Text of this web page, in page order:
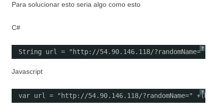
Para solucionar esto seria algo como esto
C#
?
String url = "http://54.90.146.118/?randomName=" +
Javascript
?
var url = "http://54.90.146.118/?randomName="